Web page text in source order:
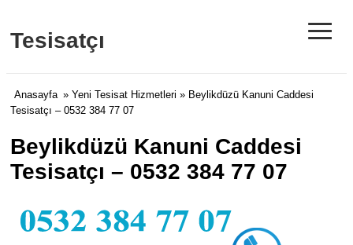
Tesisatçı ≡
Anasayfa » Yeni Tesisat Hizmetleri » Beylikdüzü Kanuni Caddesi
Tesisatçı – 0532 384 77 07
Beylikdüzü Kanuni Caddesi
Tesisatçı – 0532 384 77 07